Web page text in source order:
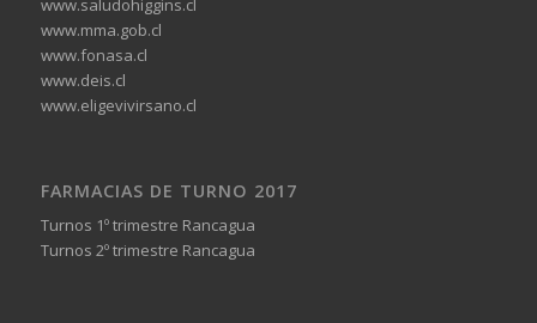
www.saludohiggins.cl
www.mma.gob.cl
www.fonasa.cl
www.deis.cl
www.eligevivirsano.cl
FARMACIAS DE TURNO 2017
Turnos 1º trimestre Rancagua
Turnos 2º trimestre Rancagua